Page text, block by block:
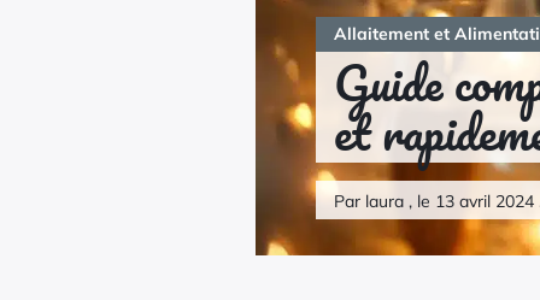
Allaitement et
Guide
et
Par laura , le 13 avril